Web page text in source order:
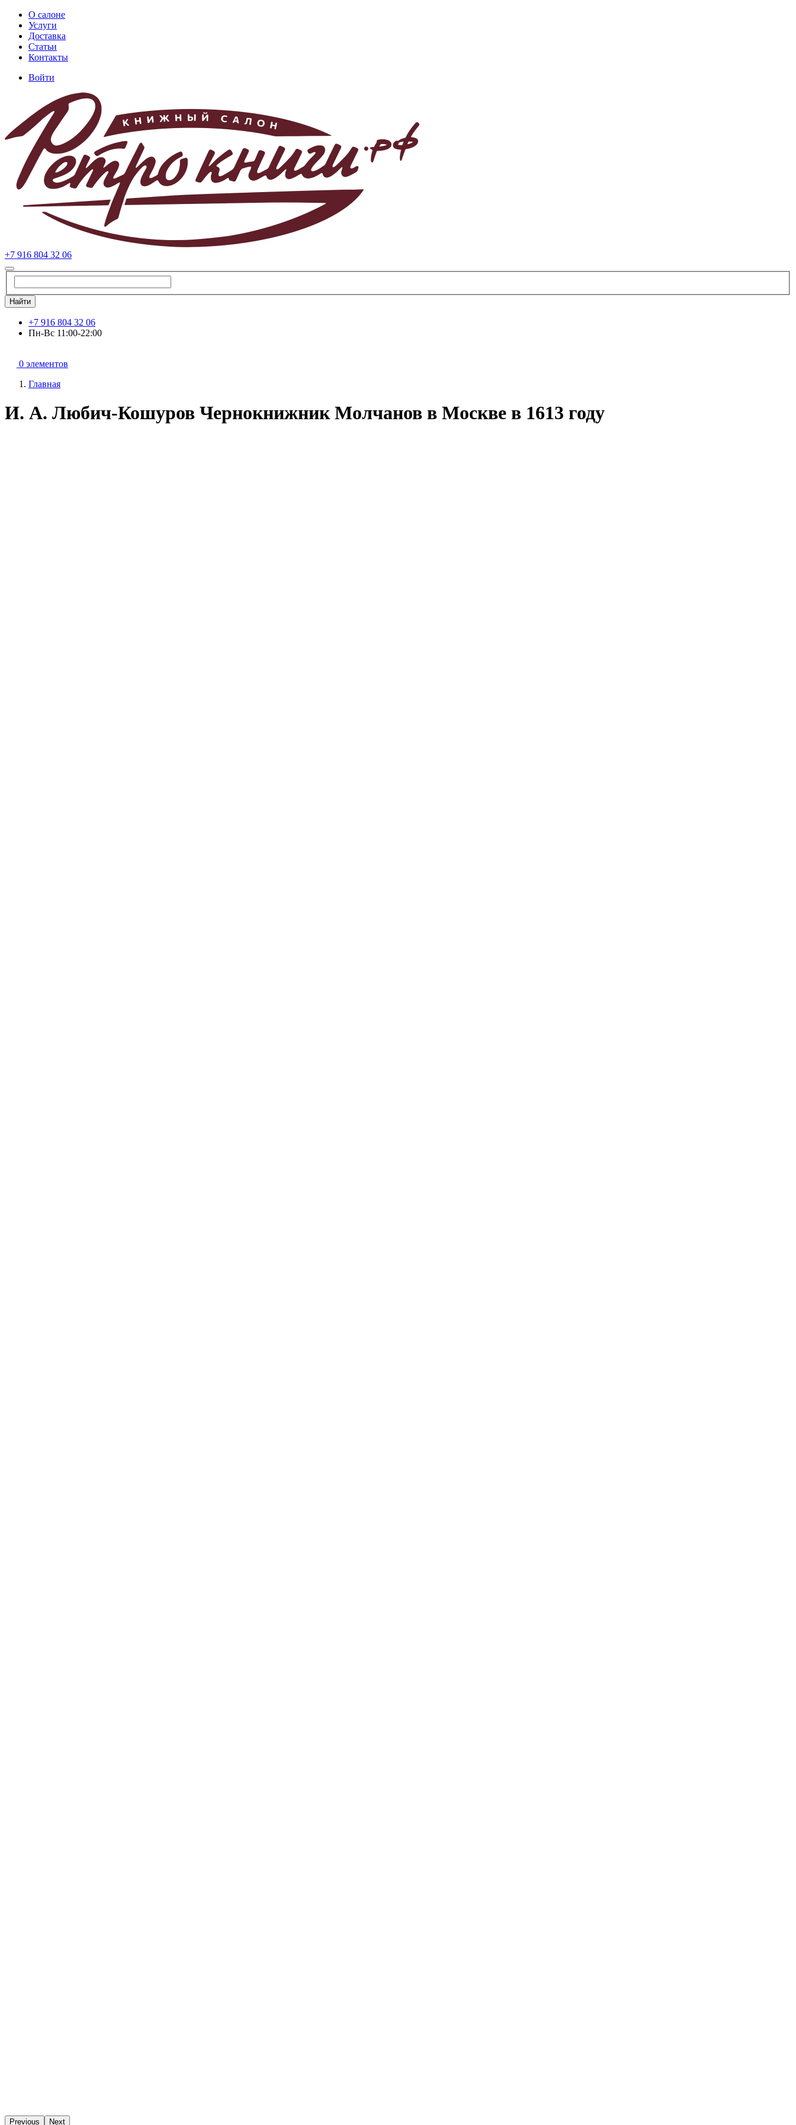
Перейти
основному
содержанию
Основная
навигация
О салоне
Услуги
Доставка
Статьи
Контакты
учётной
записи
пользователя
Войти
+7 916 804 32 06
Найти
+7 916 804 32 06
Пн-Вс 11:00-22:00
0 элементов
Главная
И. А. Любич-Кошуров Чернокнижник Молчанов в Москве в 1613 году
Previous Next